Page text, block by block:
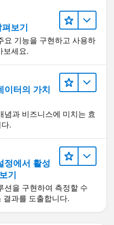
보기
요 기능을 구현하고 사용하
보세요.
이터의 가치
념과 비즈니스에 미치는 효
.
정에서 활성
기
션을 구현하여 측정할 수
결과를 도출합니다.